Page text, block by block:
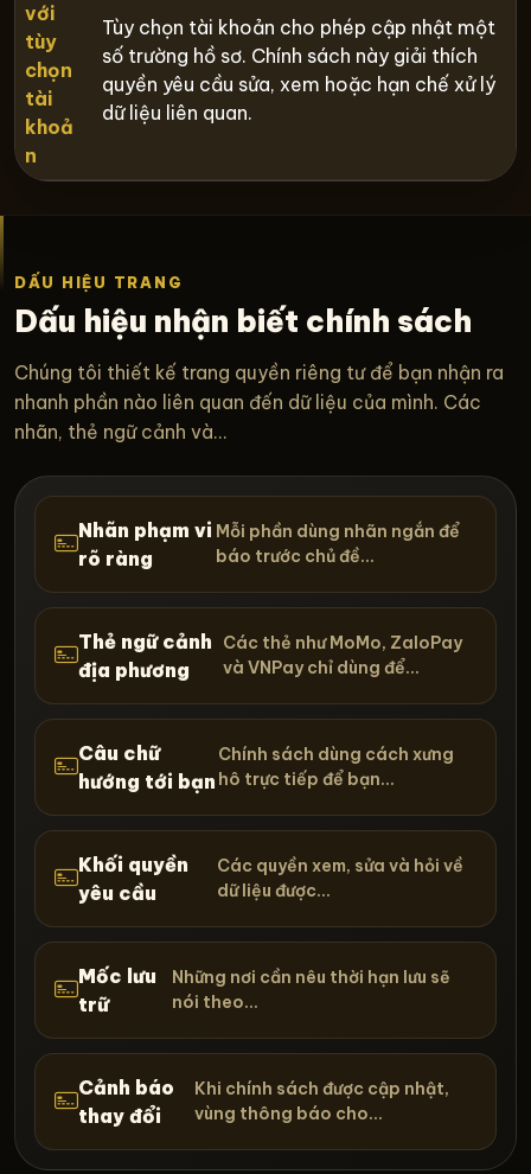
với
tùy
chọn
tài
khoả
n
Tùy chọn tài khoản cho phép cập nhật một
số trường hồ sơ. Chính sách này giải thích
quyền yêu cầu sửa, xem hoặc hạn chế xử lý
dữ liệu liên quan.
DẤU HIỆU TRANG
Dấu hiệu nhận biết chính sách
Chúng tôi thiết kế trang quyền riêng tư để bạn nhận ra
nhanh phần nào liên quan đến dữ liệu của mình. Các
nhãn, thẻ ngữ cảnh và...
Nhãn phạm vi
rõ ràng
Mỗi phần dùng nhãn ngắn để
báo trước chủ đề...
Thẻ ngữ cảnh
địa phương
Các thẻ như MoMo, ZaloPay
và VNPay chỉ dùng để...
Câu chữ
hướng tới bạn
Chính sách dùng cách xưng
hô trực tiếp để bạn...
Khối quyền
yêu cầu
Các quyền xem, sửa và hỏi về
dữ liệu được...
Mốc lưu
trữ
Những nơi cần nêu thời hạn lưu sẽ
nói theo...
Cảnh báo
thay đổi
Khi chính sách được cập nhật,
vùng thông báo cho...